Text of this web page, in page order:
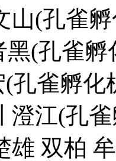
山(孔雀
(孔雀
孔雀孵
澄江(孔
雄 双柏